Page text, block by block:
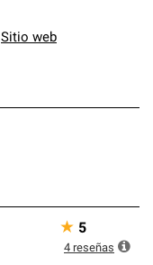
Sitio web
★ 5
4 reseñas